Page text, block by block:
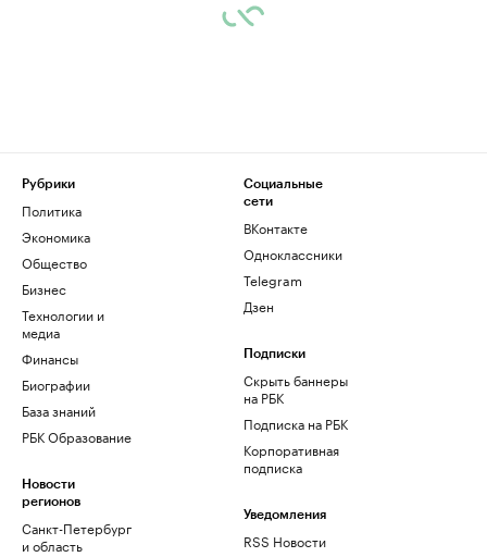
Рубрики
Политика
Экономика
Общество
Бизнес
Технологии и
медиа
Финансы
Биографии
База знаний
РБК Образование
Новости
регионов
Санкт-Петербург
и область
Социальные
сети
ВКонтакте
Одноклассники
Telegram
Дзен
Подписки
Скрыть баннеры
на РБК
Подписка на РБК
Корпоративная
подписка
Уведомления
RSS Новости